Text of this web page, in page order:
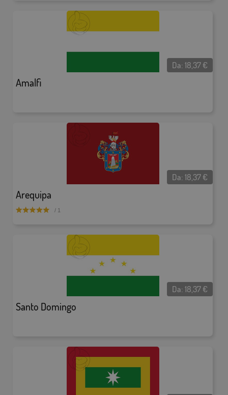
Amalfi
Da:18,37€
Arequipa
Da:18,37€
/ 1
Santo Domingo
Da:18,37€